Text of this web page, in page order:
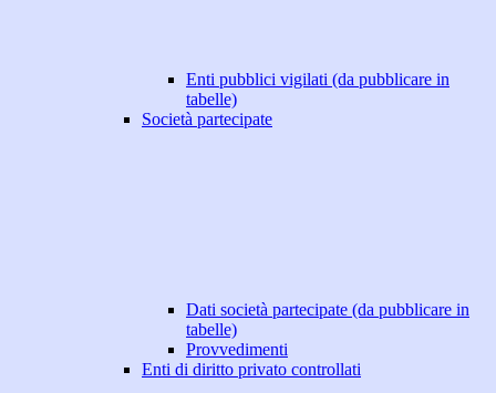
Enti pubblici vigilati (da pubblicare in
tabelle)
Società partecipate
Dati società partecipate (da pubblicare in
tabelle)
Provvedimenti
Enti di diritto privato controllati